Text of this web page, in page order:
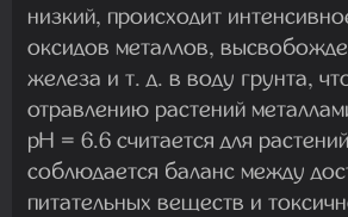
низкий, происходит
оксидов металлов,
железа и т. д. в воду грунта,
отравлению растений
pH = 6.6 считается для
соблюдается баланс между
питательных веществ и